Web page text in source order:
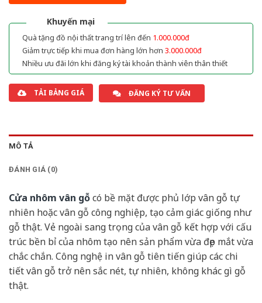
Khuyến mại
Quà tặng đồ nội thất trang trí lên đến 1.000.000đ
Giảm trực tiếp khi mua đơn hàng lớn hơn 3.000.000đ
Nhiều ưu đãi lớn khi đăng ký tài khoản thành viên thân thiết
TẢI BẢNG GIÁ ĐĂNG KÝ TƯ VẤN
MÔ TẢ
ĐÁNH GIÁ (0)
Cửa nhôm vân gỗcó bề mặt được phủ lớp vân gỗ tự
nhiên hoặc vân gỗ công nghiệp, tạo cảm giác giống như
gỗ thật. Vẻ ngoài sang trọng của vân gỗ kết hợp với cấu
trúc bền bỉ của nhôm tạo nên sản phẩm vừa đẹp mắt vừa
chắc chắn. Công nghệ in vân gỗ tiên tiến giúp các chi
tiết vân gỗ trở nên sắc nét, tự nhiên, không khác gì gỗ
thật.